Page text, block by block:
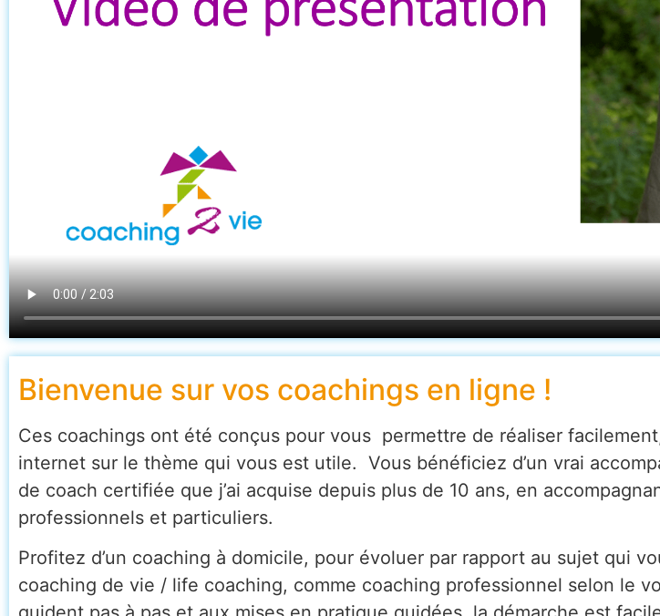
Bienvenue sur vos coachings en ligne !
Ces coachings ont été conçus pour vous permettre de réaliser
internet sur le thème qui vous est utile. Vous bénéficiez d’un vrai
de coach certifiée que j’ai acquise depuis plus de 10 ans, en
professionnels et particuliers.
Profitez d’un coaching à domicile, pour évoluer par rapport au sujet qui
coaching de vie / life coaching, comme coaching professionnel selon le